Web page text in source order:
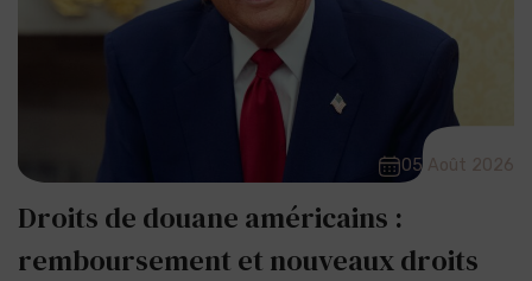
05 Août 2026
Droits de douane américains :
remboursement et nouveaux droits